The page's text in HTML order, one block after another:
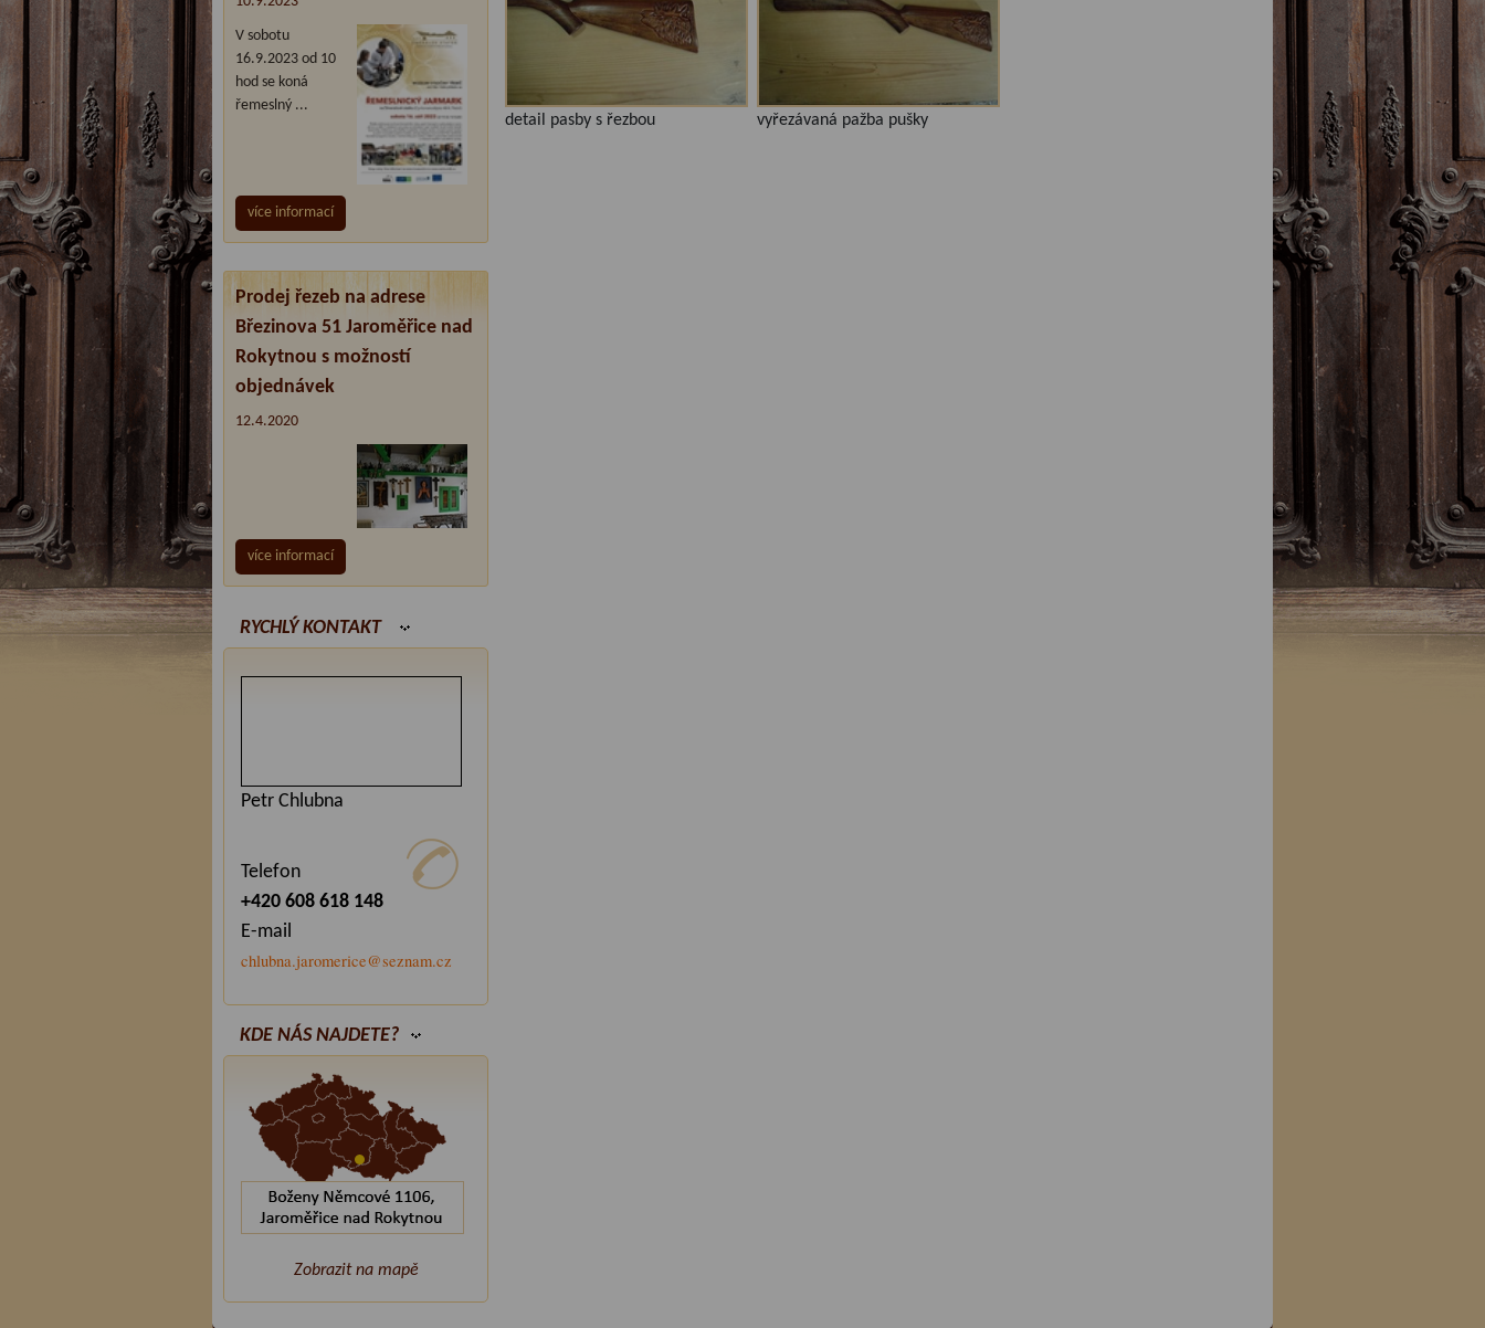
V sobotu
16.9.2023 od 10
hod se koná
řemeslný ...
více informací
Prodej řezeb na adrese
Březinova 51 Jaroměřice nad
Rokytnou s možností
objednávek
12.4.2020
více informací
RYCHLÝ KONTAKT
Petr Chlubna
Telefon
+420 608 618 148
E-mail
chlubna.jaromerice@seznam.cz
KDE NÁS NAJDETE?
Zobrazit na mapě
detail pasby s řezbou vyřezávaná pažba pušky